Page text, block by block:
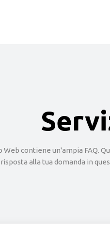
Web contiene un'ampia FAQ.
risposta alla tua domanda in